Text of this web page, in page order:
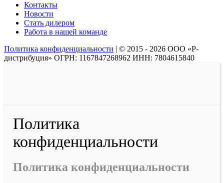
Контакты
Новости
Стать дилером
Работа в нашей команде
Политика конфиденциальности | © 2015 - 2026 ООО «Р-
дистрибуция» ОГРН: 1167847268962 ИНН: 7804615840
Политика
конфиденциальности
Политика конфиденциальности